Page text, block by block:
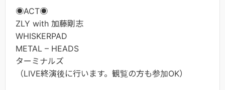
◉ACT◉
ZLY with 加藤剛志
WHISKERPAD
METAL – HEADS
ターミナルズ
（LIVE終演後に行います。観覧の方も参加OK）